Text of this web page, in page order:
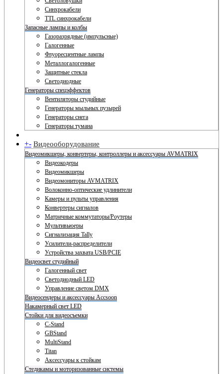
Синхрокабели
TTL синхрокабели
Запасные лампы и колбы
Газоразрядные (импульсные)
Галогенные
Флуоресцентные лампы
Металлогалогенные
Защитные стекла
Светодиодные
Генераторы спецэффектов
Вентиляторы студийные
Генераторы мыльных пузырей
Генераторы снега
Генераторы тумана
+- Видеооборудование
Видеомикшеры, конвертеры, контроллеры и аксессуары AVMATRIX
Видеокодеры
Видеомикшеры
Видеомониторы AVMATRIX
Волоконно-оптические удлинители
Камеры и пульты управления
Конвертеры сигналов
Матричные коммутаторы/Роутеры
Мультивьюеры
Сигнализация Tally
Усилители-распределители
Устройства захвата USB/PCIE
Видеосвет студийный
Галогенный свет
Светодиодный LED
Управление светом DMX
Видеосендеры и аксессуары Accsoon
Накамерный свет LED
Стойки для видеосъемки
C-Stand
GBStand
MultiStand
Titan
Аксессуары к стойкам
Стедикамы и моторизованные системы